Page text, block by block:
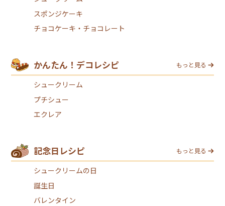
スポンジケーキ
チョコケーキ・チョコレート
かんたん！デコレシピ もっと見る
シュークリーム
プチシュー
エクレア
記念日レシピ もっと見る
シュークリームの日
誕生日
バレンタイン